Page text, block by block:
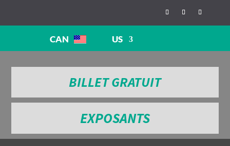
CAN US
BILLET GRATUIT
EXPOSANTS